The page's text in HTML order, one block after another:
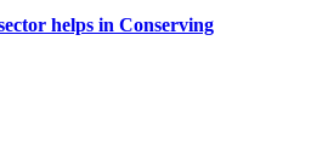
helps in Conserving